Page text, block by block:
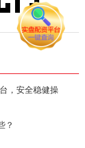
，安全稳健操
？